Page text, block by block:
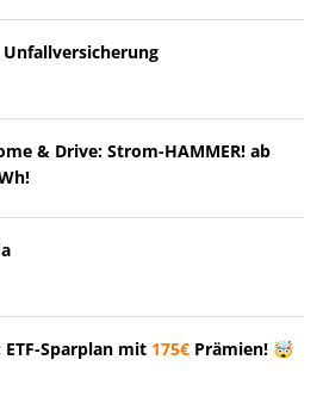
& Drive: Strom-HAMMER! ab
Sparplan mit 175€ Prämien! 🤯